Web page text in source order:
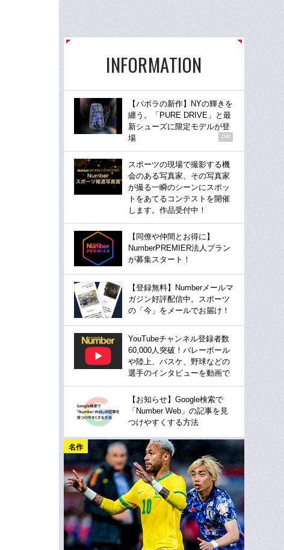
INFORMATION
【バボラの新作】NYの輝きを
纏う。「PURE DRIVE」と最
新シューズに限定モデルが登
場
PR
スポーツの現場で撮影する機
会のある写真家、その写真家
が撮る一瞬のシーンにスポッ
トをあてるコンテストを開催
します。作品受付中！
【同僚や仲間とお得に】
NumberPREMIER法人プラン
が募集スタート！
【登録無料】Numberメールマ
ガジン好評配信中。スポーツ
の「今」をメールでお届け！
YouTubeチャンネル登録者数
60,000人突破！バレーボール
や陸上、バスケ、野球などの
選手のインタビューを動画で
【お知らせ】Google検索で
「Number Web」の記事を見
つけやすくする方法
名作